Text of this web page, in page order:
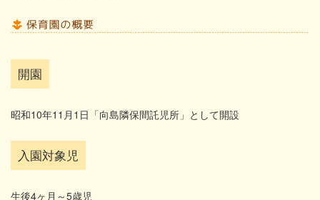
開園
昭和10年11月1日「向島隣保間託児所」として開設
入園対象児
生後4ヶ月～5歳児